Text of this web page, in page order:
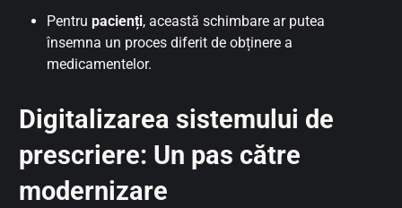
Pentrupacienți, această schimbare ar putea
însemna un proces diferit de obținere a
medicamentelor.
Digitalizarea sistemului de
prescriere: Un pas către
modernizare